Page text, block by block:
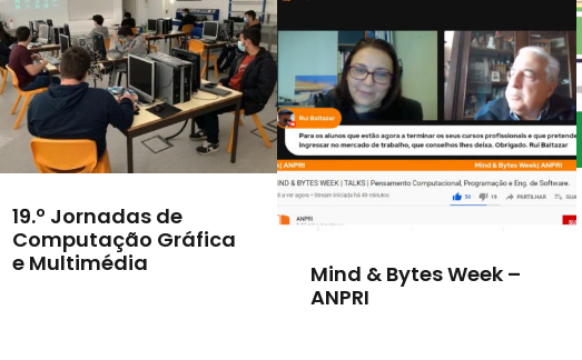
19.º Jornadas de
Computação Gráfica
e Multimédia
Mind & Bytes Week –
ANPRI